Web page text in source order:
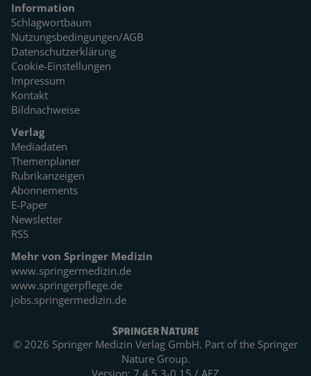
Information
Schlagwortbaum
Nutzungsbedingungen/AGB
Datenschutzerklärung
Cookie-Einstellungen
Impressum
Kontakt
Bildnachweise
Verlag
Mediadaten
Themenplaner
Rubrikanzeigen
Abonnements
E-Paper
Newsletter
RSS
Mehr von Springer Medizin
www.springermedizin.de
www.springerpflege.de
jobs.springermedizin.de
© 2026 Springer Medizin Verlag GmbH. Part of the Springer
Nature Group.